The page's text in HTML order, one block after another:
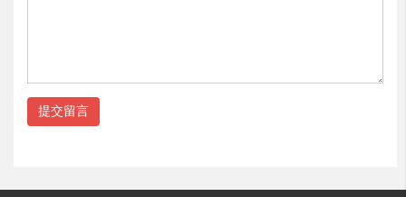
提交留言